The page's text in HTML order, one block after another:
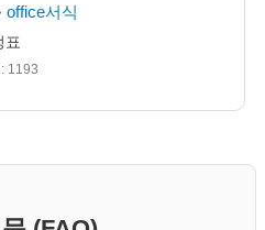
office서식
표
1193